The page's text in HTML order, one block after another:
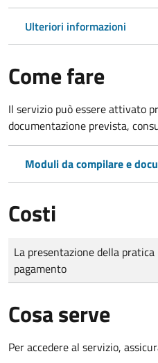
Ulteriori informazioni
Come fare
Il servizio può essere attivato
documentazione prevista,
Moduli da compilare e
Costi
Tipo di pagamento
Importo
La presentazione della
pagamento
Cosa serve
Per accedere al servizio,